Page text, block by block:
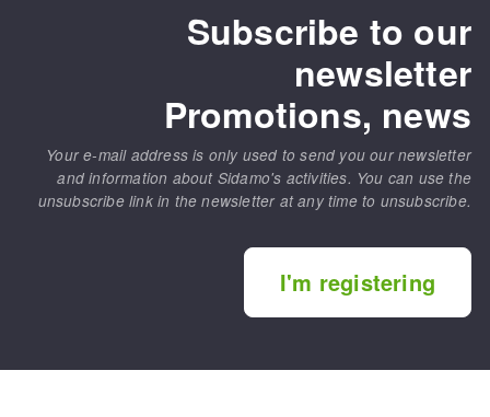
Subscribe to our
newsletter
Promotions, news
Your e-mail address is only used to send you our newsletter
and information about Sidamo's activities. You can use the
unsubscribe link in the newsletter at any time to unsubscribe.
I'm registering